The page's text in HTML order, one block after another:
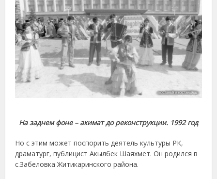
На заднем фоне – акимат до реконструкции. 1992 год
Но с этим может поспорить деятель культуры РК,
драматург, публицист Акылбек Шаяхмет. Он родился в
с.Забеловка Житикаринского района.